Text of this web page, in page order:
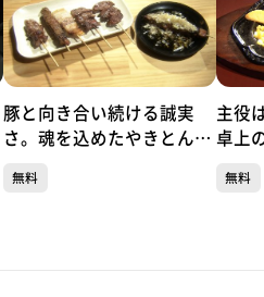
豚と向き合い続ける誠実
さ。魂を込めたやきとん一
葉区国分町）#503【topo
無料
主役
卓上
二日
無料